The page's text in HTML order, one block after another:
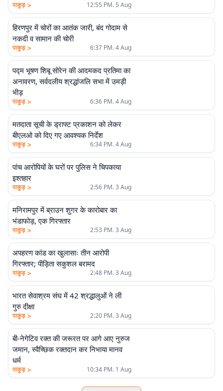
पाकुड़ > 12:55 PM. 5 Aug
हिरणपुर में चोरों का आतंक जारी, बंद गोदाम से
नकदी व सामान की चोरी
पाकुड़ > 6:37 PM. 4 Aug
पद्म भूषण शिबू सोरेन की आदमकद प्रतिमा का
अनावरण, सर्वदलीय श्रद्धांजलि सभा में उमड़ी
भीड़
पाकुड़ > 6:36 PM. 4 Aug
मतदाता सूची के ड्राफ्ट प्रकाशन को लेकर
बीएलओ को दिए गए आवश्यक निर्देश
पाकुड़ > 6:34 PM. 4 Aug
पांच आरोपियों के घरों पर पुलिस ने चिपकाया
इश्तहार
पाकुड़ > 2:56 PM. 3 Aug
मनिरामपुर में ब्राउन शुगर के कारोबार का
भंडाफोड़, एक गिरफ्तार
पाकुड़ > 2:53 PM. 3 Aug
अपहरण कांड का खुलासाः तीन आरोपी
गिरफ्तार; पीड़िता सकुशल बरामद
पाकुड़ > 2:48 PM. 3 Aug
भारत सेवाश्रम संघ में 42 श्रद्धालुओं ने ली
गुरु दीक्षा
पाकुड़ > 2:20 PM. 3 Aug
बी-नेगेटिव रक्त की जरूरत पर आगे आए नुरुज
जमान, स्वैच्छिक रक्तदान कर निभाया मानव
धर्म
पाकुड़ > 10:34 PM. 1 Aug